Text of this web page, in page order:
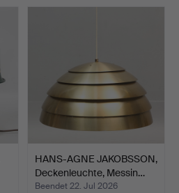
HANS-AGNE JAKOBSSON,
Deckenleuchte, Messin…
Beendet 22. Jul 2026